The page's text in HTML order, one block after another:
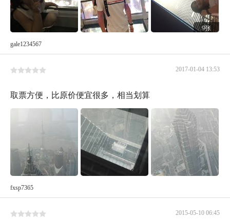
9张
gale1234567
2017-01-04 13:53
取票方便，比原价便宜很多，相当划算
fxsp7365
2015-05-10 06:45